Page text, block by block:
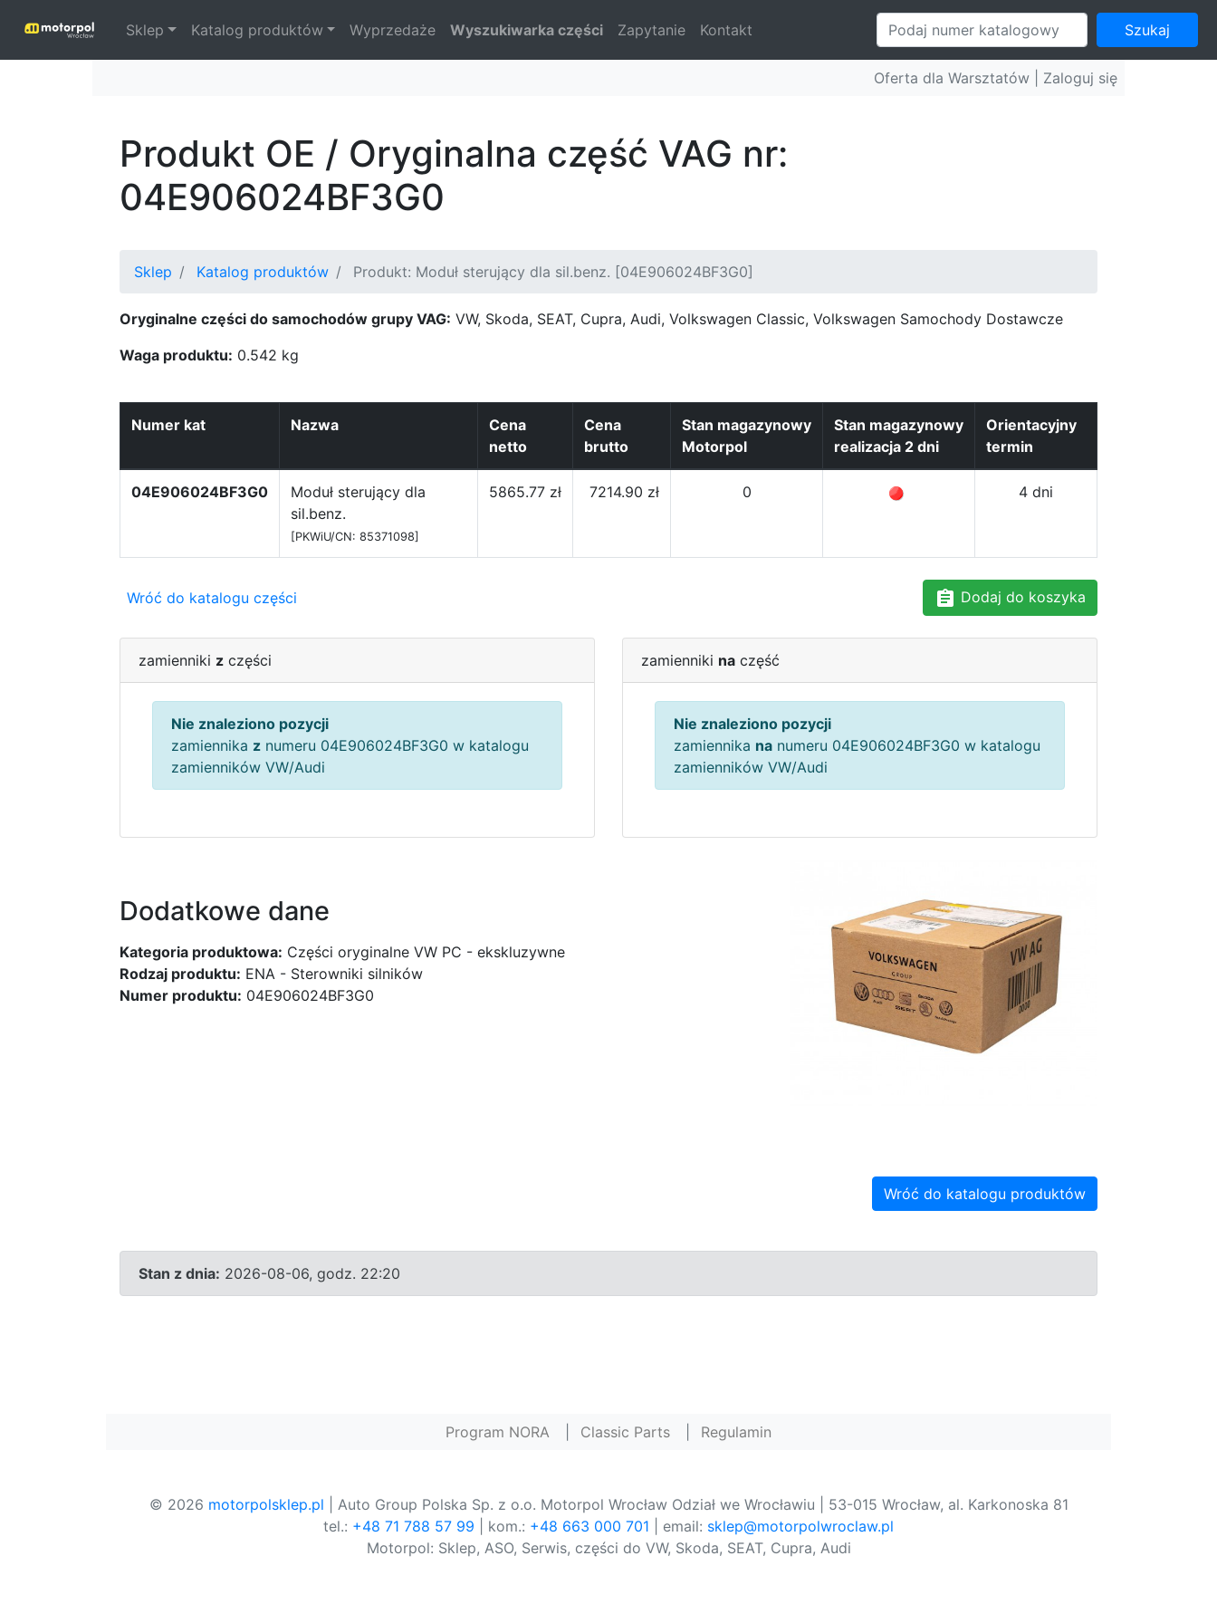
Sklep Katalog produktów Wyprzedaże Wyszukiwarka części Zapytanie Kontakt Szukaj
Oferta dla Warsztatów | Zaloguj się
Produkt OE / Oryginalna część VAG nr:
04E906024BF3G0
Sklep Katalog produktów Produkt: Moduł sterujący dla sil.benz. [04E906024BF3G0]
Oryginalne części do samochodów grupy VAG: VW, Skoda, SEAT, Cupra, Audi, Volkswagen Classic, Volkswagen Samochody Dostawcze
Waga produktu: 0.542 kg
Numer kat Nazwa
Cena
netto
Cena
brutto
Stan magazynowy
Motorpol
Stan magazynowy
realizacja 2 dni
Orientacyjny
termin
04E906024BF3G0
Moduł sterujący dla
sil.benz.
[PKWiU/CN: 85371098]
5865.77 zł 7214.90 zł 0 4 dni
Wróć do katalogu części Dodaj do koszyka
zamienniki z części
Nie znaleziono pozycji
zamiennika z numeru 04E906024BF3G0 w katalogu
zamienników VW/Audi
zamienniki na część
Nie znaleziono pozycji
zamiennika na numeru 04E906024BF3G0 w katalogu
zamienników VW/Audi
Dodatkowe dane
Kategoria produktowa: Części oryginalne VW PC - ekskluzywne
Rodzaj produktu: ENA - Sterowniki silników
Numer produktu: 04E906024BF3G0
Wróć do katalogu produktów
Stan z dnia: 2026-08-06, godz. 22:20
Program NORA Classic Parts Regulamin
© 2026 motorpolsklep.pl | Auto Group Polska Sp. z o.o. Motorpol Wrocław Odział we Wrocławiu | 53-015 Wrocław, al. Karkonoska 81
tel.: +48 71 788 57 99 | kom.: +48 663 000 701 | email: sklep@motorpolwroclaw.pl
Motorpol: Sklep, ASO, Serwis, części do VW, Skoda, SEAT, Cupra, Audi